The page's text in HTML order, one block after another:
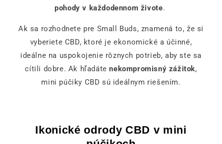
pohody v každodennom živote.
Ak sa rozhodnete pre Small Buds, znamená to, že si
vyberiete CBD, ktoré je ekonomické a účinné,
ideálne na uspokojenie rôznych potrieb, aby ste sa
cítili dobre. Ak hľadátenekompromisný zážitok,
mini púčiky CBD sú ideálnym riešením.
Ikonické odrody CBD v mini